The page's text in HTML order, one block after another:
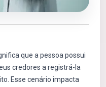
que a pessoa possui
credores a registrá-la
Esse cenário impacta